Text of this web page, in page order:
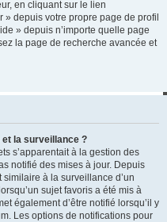
en cliquant sur le lien
» depuis votre propre page de profil
» depuis n’importe quelle page
la page de recherche avancée et
la surveillance ?
s’apparentait à la gestion des
notifié des mises à jour. Depuis
à la surveillance d’un
sujet favoris a été mis à
également d’être notifié lorsqu’il y
Les options de notifications pour